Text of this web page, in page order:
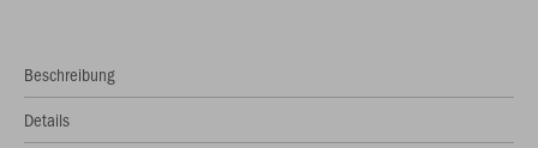
Beschreibung
Details